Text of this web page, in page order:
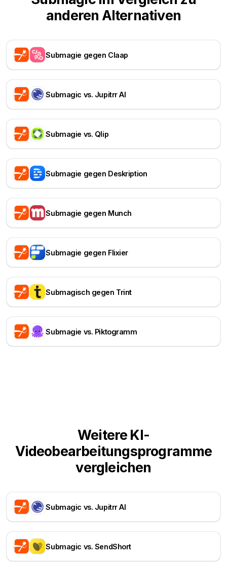
anderen Alternativen
Submagie gegen Claap
Submagic vs. Jupitrr AI
Submagie vs. Qlip
Submagie gegen Deskription
Submagie gegen Munch
Submagie gegen Flixier
Submagisch gegen Trint
Submagie vs. Piktogramm
Weitere KI-
Videobearbeitungsprogramme
vergleichen
Submagic vs. Jupitrr AI
Submagic vs. SendShort